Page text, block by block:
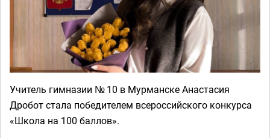
Учитель гимназии № 10 в Мурманске Анастасия
Дробот стала победителем всероссийского конкурса
«Школа на 100 баллов».